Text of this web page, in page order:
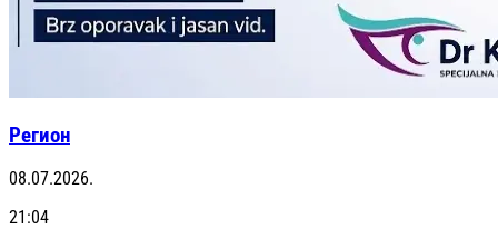
Регион
08.07.2026.
21:04